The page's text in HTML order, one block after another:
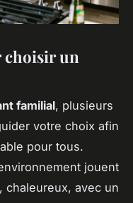
choisir un
familial, plusieurs
votre choix afin
pour tous.
jouent
chaleureux, avec un